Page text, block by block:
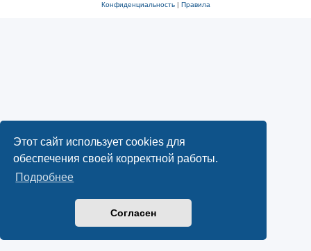
Этот сайт использует cookies для
обеспечения своей корректной работы.
Подробнее
Согласен
Конфиденциальность| Правила